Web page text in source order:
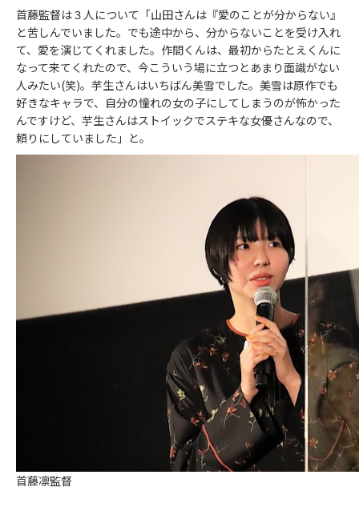
首藤監督は３人について「山田さんは『愛のことが分からない』
と苦しんでいました。でも途中から、分からないことを受け入れ
て、愛を演じてくれました。作間くんは、最初からたとえくんに
なって来てくれたので、今こういう場に立つとあまり面識がない
人みたい(笑)。芋生さんはいちばん美雪でした。美雪は原作でも
好きなキャラで、自分の憧れの女の子にしてしまうのが怖かった
んですけど、芋生さんはストイックでステキな女優さんなので、
頼りにしていました」と。
首藤凛監督